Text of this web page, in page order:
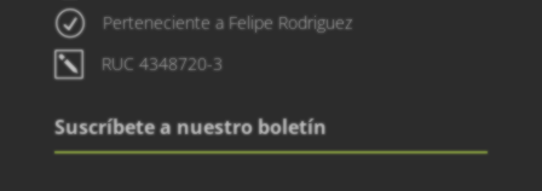
R Perteneciente a Felipe Rodriguez
k RUC 4348720-3
Suscríbete a nuestro boletín